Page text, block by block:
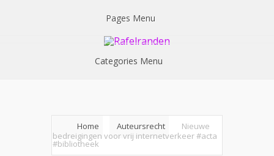
Pages Menu
Categories Menu
Home Auteursrecht
Nieuwe
bedreigingen voor vrij internetverkeer #acta
#bibliotheek